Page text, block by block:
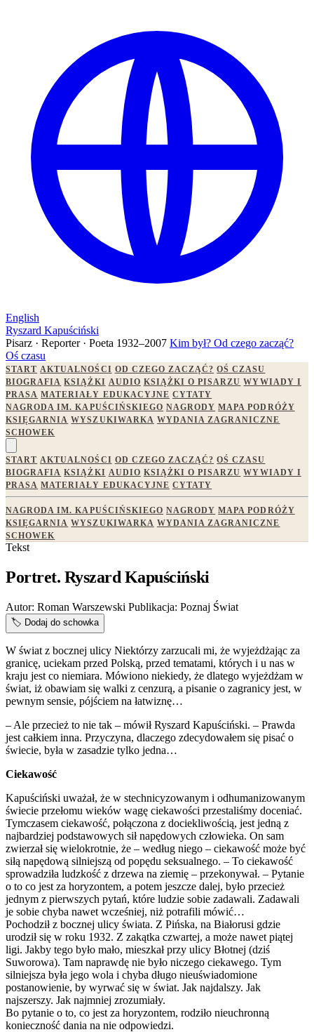
English
Ryszard Kapuściński
Pisarz · Reporter · Poeta 1932–2007 Kim był? Od czego zacząć?
Oś czasu
START AKTUALNOŚCI OD CZEGO ZACZĄĆ? OŚ CZASU
BIOGRAFIA KSIĄŻKI AUDIO KSIĄŻKI O PISARZU WYWIADY I
PRASA MATERIAŁY EDUKACYJNE CYTATY
NAGRODA IM. KAPUŚCIŃSKIEGO NAGRODY MAPA PODRÓŻY
KSIĘGARNIA WYSZUKIWARKA WYDANIA ZAGRANICZNE
SCHOWEK
START AKTUALNOŚCI OD CZEGO ZACZĄĆ? OŚ CZASU
BIOGRAFIA KSIĄŻKI AUDIO KSIĄŻKI O PISARZU WYWIADY I
PRASA MATERIAŁY EDUKACYJNE CYTATY
NAGRODA IM. KAPUŚCIŃSKIEGO NAGRODY MAPA PODRÓŻY
KSIĘGARNIA WYSZUKIWARKA WYDANIA ZAGRANICZNE
SCHOWEK
Tekst
Portret. Ryszard Kapuściński
Autor: Roman Warszewski Publikacja: Poznaj Świat
🏷️ Dodaj do schowka
W świat z bocznej ulicy Niektórzy zarzucali mi, że wyjeżdżając za
granicę, uciekam przed Polską, przed tematami, których i u nas w
kraju jest co niemiara. Mówiono niekiedy, że dlatego wyjeżdżam w
świat, iż obawiam się walki z cenzurą, a pisanie o zagranicy jest, w
pewnym sensie, pójściem na łatwiznę…
– Ale przecież to nie tak – mówił Ryszard Kapuściński. – Prawda
jest całkiem inna. Przyczyna, dlaczego zdecydowałem się pisać o
świecie, była w zasadzie tylko jedna…
Ciekawość
Kapuściński uważał, że w stechnicyzowanym i odhumanizowanym
świecie przełomu wieków wagę ciekawości przestaliśmy doceniać.
Tymczasem ciekawość, połączona z dociekliwością, jest jedną z
najbardziej podstawowych sił napędowych człowieka. On sam
zwierzał się wielokrotnie, że – według niego – ciekawość może być
siłą napędową silniejszą od popędu seksualnego. – To ciekawość
sprowadziła ludzkość z drzewa na ziemię – przekonywał. – Pytanie
o to co jest za horyzontem, a potem jeszcze dalej, było przecież
jednym z pierwszych pytań, które ludzie sobie zadawali. Zadawali
je sobie chyba nawet wcześniej, niż potrafili mówić…
Pochodził z bocznej ulicy świata. Z Pińska, na Białorusi gdzie
urodził się w roku 1932. Z zakątka czwartej, a może nawet piątej
ligi. Jakby tego było mało, mieszkał przy ulicy Błotnej (dziś
Suworowa). Tam naprawdę nie było niczego ciekawego. Tym
silniejsza była jego wola i chyba długo nieuświadomione
postanowienie, by wyrwać się w świat. Jak najdalszy. Jak
najszerszy. Jak najmniej zrozumiały.
Bo pytanie o to, co jest za horyzontem, rodziło nieuchronną
konieczność dania na nie odpowiedzi.